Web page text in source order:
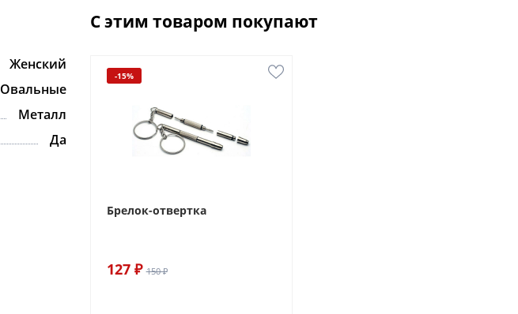
Женский
Овальные
Металл
Да
С этим товаром покупают
-15%
Брелок-отвертка
127 ₽ 150 ₽